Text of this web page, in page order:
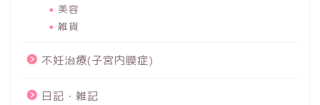
美容
雑貨
不妊治療(子宮内膜症)
日記・雑記